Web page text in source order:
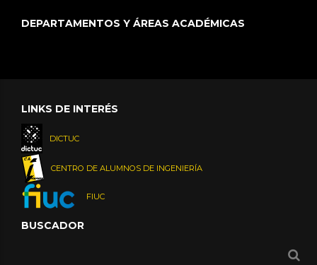
DEPARTAMENTOS Y ÁREAS ACADÉMICAS
LINKS DE INTERÉS
DICTUC
CENTRO DE ALUMNOS DE INGENIERÍA
FIUC
BUSCADOR